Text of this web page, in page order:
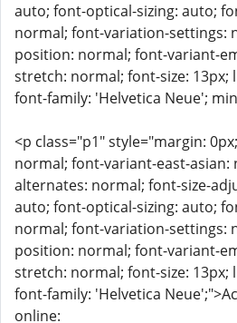
auto; font-optical-sizing: auto;
normal; font-variation-settings:
position: normal; font-variant-
stretch: normal; font-size: 13px;
font-family: 'Helvetica Neue';
<p class="p1" style="margin:
normal; font-variant-east-
alternates: normal; font-size-
auto; font-optical-sizing: auto;
normal; font-variation-settings:
position: normal; font-variant-
stretch: normal; font-size: 13px;
font-family: 'Helvetica
online: